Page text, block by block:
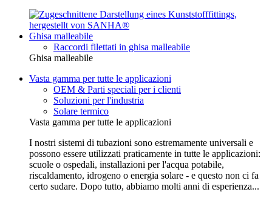
Ghisa malleabile
Raccordi filettati in ghisa malleabile
Ghisa malleabile
Vasta gamma per tutte le applicazioni
OEM & Parti speciali per i clienti
Soluzioni per l'industria
Solare termico
Vasta gamma per tutte le applicazioni
I nostri sistemi di tubazioni sono estremamente universali e
possono essere utilizzati praticamente in tutte le applicazioni:
scuole o ospedali, installazioni per l'acqua potabile,
riscaldamento, idrogeno o energia solare - e questo non ci fa
certo sudare. Dopo tutto, abbiamo molti anni di esperienza...